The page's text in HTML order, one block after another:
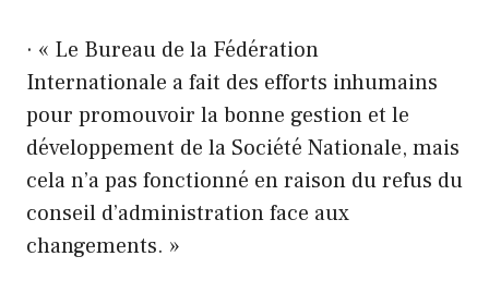
· « Le Bureau de la Fédération
Internationale a fait des efforts inhumains
pour promouvoir la bonne gestion et le
développement de la Société Nationale, mais
cela n’a pas fonctionné en raison du refus du
conseil d’administration face aux
changements. »